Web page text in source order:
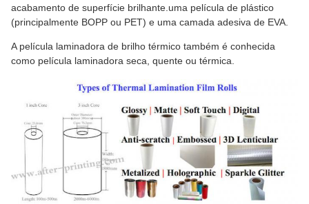
acabamento de superfície brilhante.uma película de plástico
(principalmente BOPP ou PET) e uma camada adesiva de EVA.
A película laminadora de brilho térmico também é conhecida
como película laminadora seca, quente ou térmica.